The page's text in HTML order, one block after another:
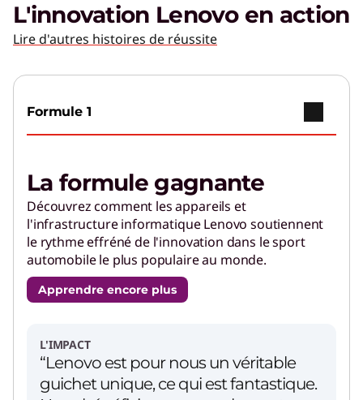
PC Copilot+
Allez plus loin grâce à des fonctionnalités d'IA
Applications d'IA pour les
fonctionnalités de pointe.
PC pour les créateurs
Profitez de performances et de
personnalisations pour dynamiser votre
parcours créatif.
L'innovation Lenovo en action
Lire d'autres histoires de réussite
Formule 1
La formule gagnante
Découvrez comment les appareils et
l'infrastructure informatique Lenovo soutiennent
le rythme effréné de l'innovation dans le sport
automobile le plus populaire au monde.
Apprendre encore plus
L'IMPACT
“Lenovo est pour nous un véritable
guichet unique, ce qui est fantastique.